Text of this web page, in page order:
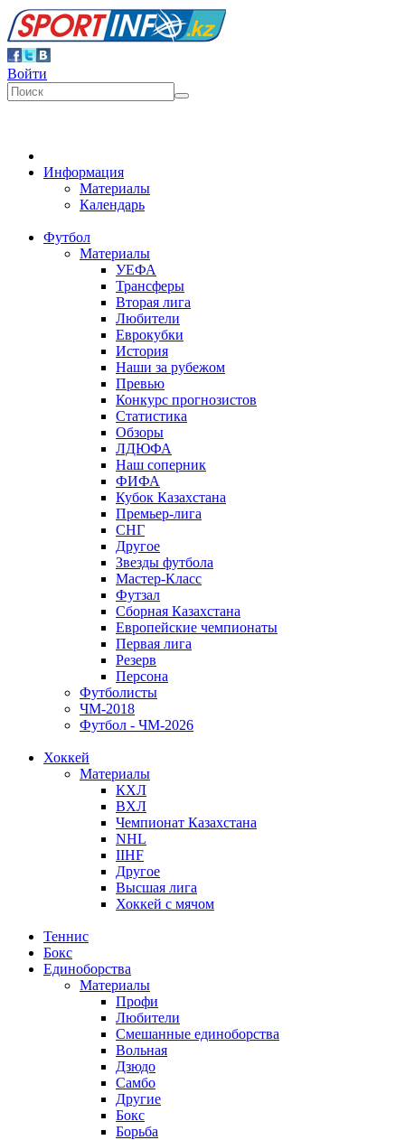
Войти
Информация
Материалы
Календарь
Футбол
Материалы
УЕФА
Трансферы
Вторая лига
Любители
Еврокубки
История
Наши за рубежом
Превью
Конкурс прогнозистов
Статистика
Обзоры
ЛДЮФА
Наш соперник
ФИФА
Кубок Казахстана
Премьер-лига
СНГ
Другое
Звезды футбола
Мастер-Класс
Футзал
Сборная Казахстана
Европейские чемпионаты
Первая лига
Резерв
Персона
Футболисты
ЧМ-2018
Футбол - ЧМ-2026
Хоккей
Материалы
КХЛ
ВХЛ
Чемпионат Казахстана
NHL
IIHF
Другое
Высшая лига
Хоккей с мячом
Теннис
Бокс
Единоборства
Материалы
Профи
Любители
Смешанные единоборства
Вольная
Дзюдо
Самбо
Другие
Бокс
Борьба